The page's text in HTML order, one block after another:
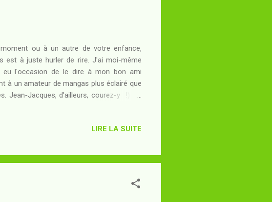
ou à un autre de votre enfance,
est à juste hurler de rire. J'ai moi-même
l'occasion de le dire à mon bon ami
à un amateur de mangas plus éclairé que
Jean-Jacques, d'ailleurs, courez-y !) les
comme à d'autres époques on jouait
excellente série Bit...
LIRE LA SUITE